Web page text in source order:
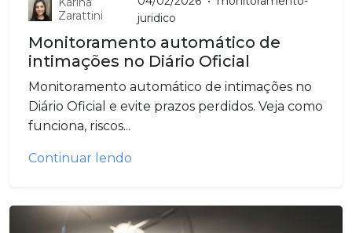
Zarattini
juridico
Monitoramento automático de
intimações no Diário Oficial
Monitoramento automático de intimações no
Diário Oficial e evite prazos perdidos. Veja como
funciona, riscos...
Continuar lendo